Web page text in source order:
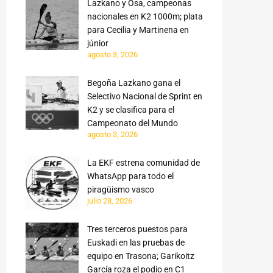
Lazkano y Osa, campeonas
nacionales en K2 1000m; plata
para Cecilia y Martinena en
júnior
agosto 3, 2026
Begoña Lazkano gana el
Selectivo Nacional de Sprint en
K2 y se clasifica para el
Campeonato del Mundo
agosto 3, 2026
La EKF estrena comunidad de
WhatsApp para todo el
piragüismo vasco
julio 28, 2026
Tres terceros puestos para
Euskadi en las pruebas de
equipo en Trasona; Garikoitz
García roza el podio en C1